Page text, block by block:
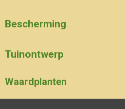
Bescherming
Tuinontwerp
Waardplanten